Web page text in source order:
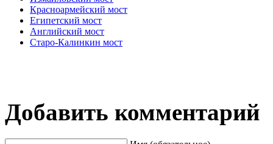
Красноармейский мост
Египетский мост
Английский мост
Старо-Калинкин мост
Добавить комментарий